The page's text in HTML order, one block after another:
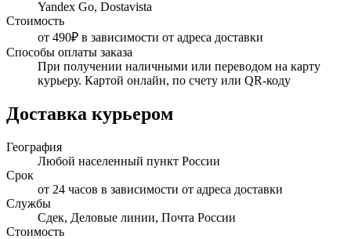
Yandex Go, Dostavista
Стоимость
от 490₽ в зависимости от адреса доставки
Способы оплаты заказа
При получении наличными или переводом на карту
курьеру. Картой онлайн, по счету или QR-коду
Доставка курьером
География
Любой населенный пункт России
Срок
от 24 часов в зависимости от адреса доставки
Службы
Сдек, Деловые линии, Почта России
Стоимость